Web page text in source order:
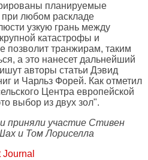
планируемые
при любом раскладе
узкую грань между
катастрофы и
позволит транжирам, таким
а это нанесет дальнейший
авторы статьи Дэвид
и Чарльз Форей. Как отметил
Центра европейской
выбор из двух зол".
приняли участие Стивен
и Том Лориселла